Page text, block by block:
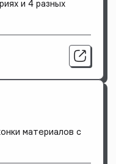
и 4 разных
материалов с